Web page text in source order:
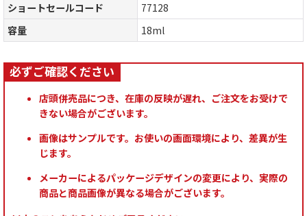
ショートセールコード
77128
容量
18ml
店頭併売品につき、在庫の反映が遅れ、ご注文をお受けで
きない場合がございます。
画像はサンプルです。お使いの画面環境により、差異が生
じます。
メーカーによるパッケージデザインの変更により、実際の
商品と商品画像が異なる場合がございます。